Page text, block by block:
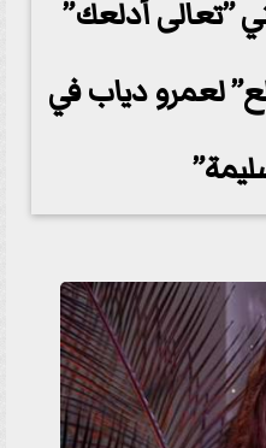
”تعالى أدلعك”
لعمرو دياب في